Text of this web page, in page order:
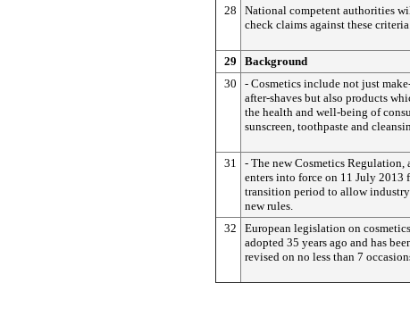
28
National competent authorities
check claims against these
29
Background
30
- Cosmetics include not just
after-shaves but also products
the health and well-being of
sunscreen, toothpaste and
31
- The new Cosmetics Regulation,
enters into force on 11 July 2013
transition period to allow
new rules.
32
European legislation on
adopted 35 years ago and has
revised on no less than 7